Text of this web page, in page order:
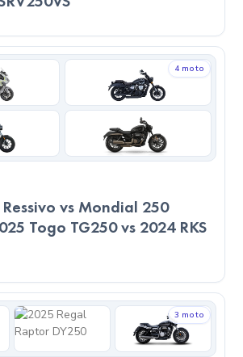
çıktığı farklı alanlar bulunuyor. 2023
bazı teknik alanlarda avantaj sunarken;
kategorilerde öne çıkabiliyor. Eğer
ve şehir içi pratiklik arıyorsanız 2023
önceliğinizse, 2024 RK250S
olacaktır. Son kararı verirken, sadece
amacınıza, sürüş
önemlidir.
4 moto
vs Mondial 250
Togo TG250 vs 2024 RKS
3 moto